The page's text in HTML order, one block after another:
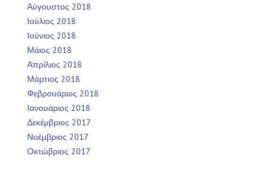
Αύγουστος 2018
Ιούλιος 2018
Ιούνιος 2018
Μάιος 2018
Απρίλιος 2018
Μάρτιος 2018
Φεβρουάριος 2018
Ιανουάριος 2018
Δεκέμβριος 2017
Νοέμβριος 2017
Οκτώβριος 2017